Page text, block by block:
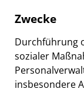
Zwecke
Durchführung
sozialer
insbesondere